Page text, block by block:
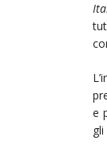
e
gli